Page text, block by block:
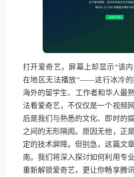
打开爱奇艺，屏幕上却显示“该
在地区无法播放”——这行冰冷的
海外的留学生、工作者和华人最
法看爱奇艺，不仅仅是一个视频
后是我们与熟悉的文化、即时的
之间的无形隔阂。原因无他，正
定的技术屏障。但别急，这篇文
南。我们将深入探讨如何利用专
重新解锁爱奇艺，更让你畅享腾